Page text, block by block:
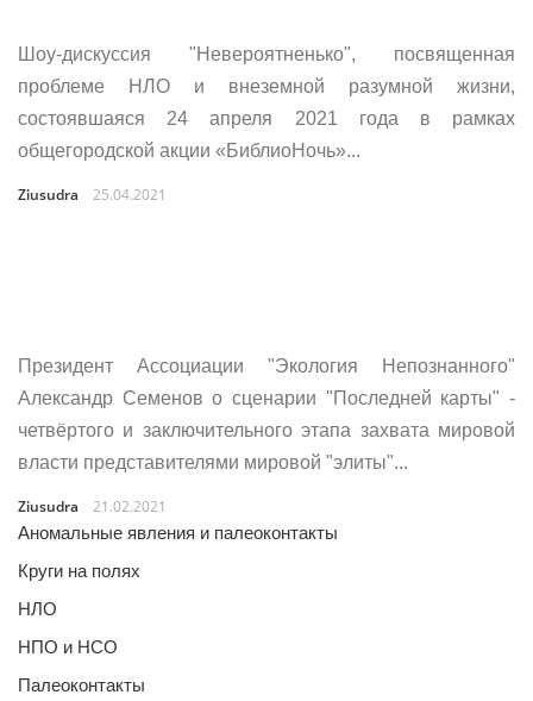
Шоу-дискуссия "Невероятненько", посвященная
проблеме НЛО и внеземной разумной жизни,
состоявшаяся 24 апреля 2021 года в рамках
общегородской акции «БиблиоНочь»...
Ziusudra 25.04.2021
Президент Ассоциации "Экология Непознанного"
Александр Семенов о сценарии "Последней карты" -
четвёртого и заключительного этапа захвата мировой
власти представителями мировой "элиты"...
Ziusudra
21.02.2021
Аномальные явления и палеоконтакты
Круги на полях
НЛО
НПО и НСО
Палеоконтакты